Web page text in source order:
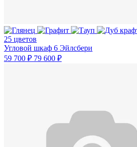
25 цветов
Угловой шкаф 6 Эйлсбери
59 700 ₽ 79 600 ₽